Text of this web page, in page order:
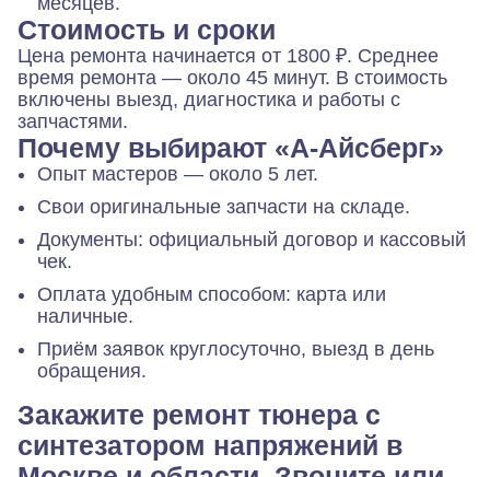
Стоимость и сроки
Цена ремонта начинается от 1800 ₽. Среднее
время ремонта — около 45 минут. В стоимость
включены выезд, диагностика и работы с
запчастями.
Почему выбирают «А-Айсберг»
Опыт мастеров — около 5 лет.
Свои оригинальные запчасти на складе.
Документы: официальный договор и кассовый
чек.
Оплата удобным способом: карта или
наличные.
Приём заявок круглосуточно, выезд в день
обращения.
Закажите ремонт тюнера с
синтезатором напряжений в